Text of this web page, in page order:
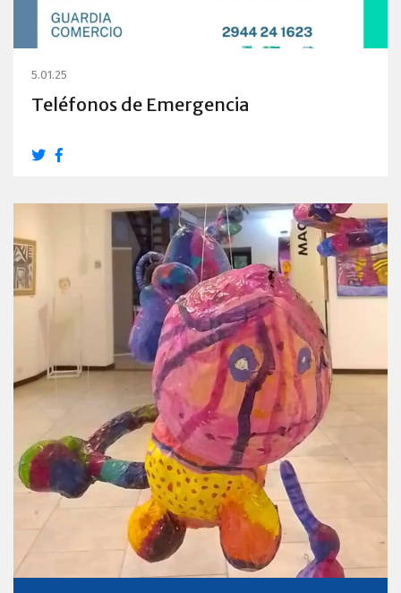
5.01.25
Teléfonos de Emergencia